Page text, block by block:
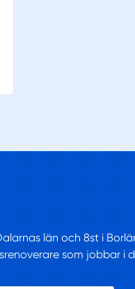
län och 8st i
som jobbar i